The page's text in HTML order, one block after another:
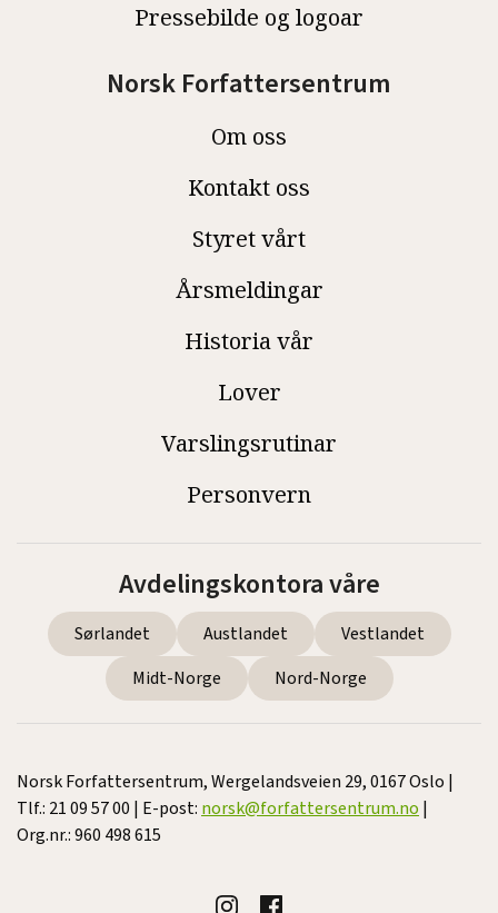
Pressebilde og logoar
Norsk Forfattersentrum
Om oss
Kontakt oss
Styret vårt
Årsmeldingar
Historia vår
Lover
Varslingsrutinar
Personvern
Avdelingskontora våre
Sørlandet Austlandet
Vestlandet
Midt-Norge
Nord-Norge
Norsk Forfattersentrum, Wergelandsveien 29, 0167 Oslo |
Tlf.: 21 09 57 00 | E-post: norsk@forfattersentrum.no |
Org.nr.: 960 498 615